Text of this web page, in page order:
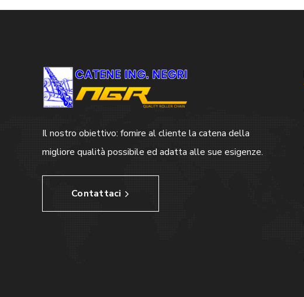
Il nostro obiettivo: fornire al cliente la catena della
migliore qualità possibile ed adatta alle sue esigenze.
Contattaci